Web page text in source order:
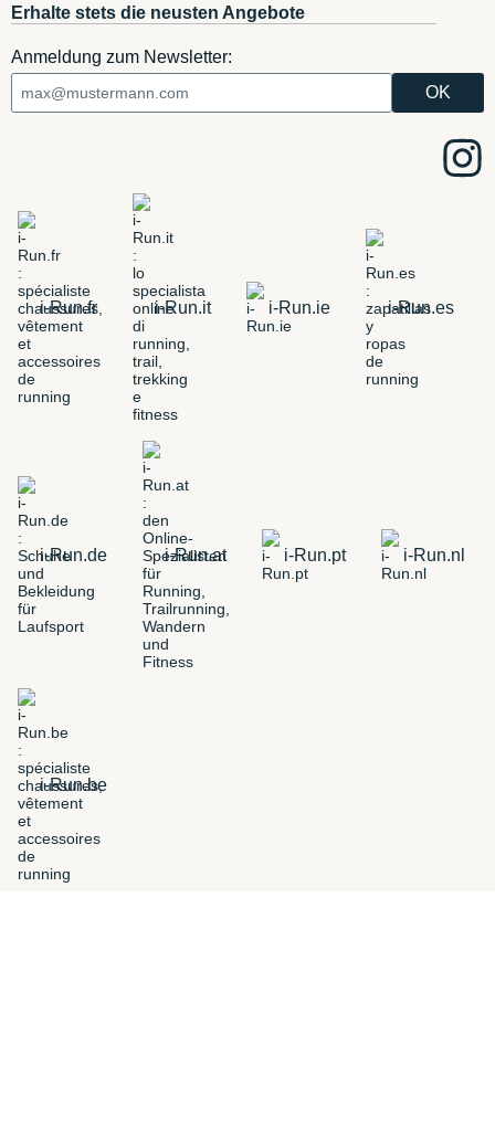
Erhalte stets die neusten Angebote
Anmeldung zum Newsletter:
i-Run.fr i-Run.it i-Run.ie i-Run.es
i-Run.de i-Run.at i-Run.pt i-Run.nl
i-Run.be